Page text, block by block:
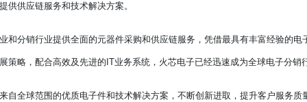
供供应链服务和技术解决方案。
和分销行业提供全面的元器件采购和供应链服务，凭借最具有丰富经验的
策略，配合高效及先进的IT业务系统，火芯电子已经迅速成为全球电子分销
自全球范围的优质电子件和技术解决方案，不断创新进取，提升客户服务